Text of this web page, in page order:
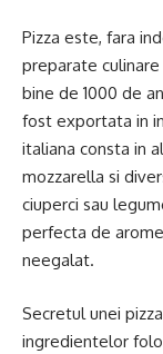
Pizza este, fara
preparate
bine de 1000 de
fost exportata in
italiana consta in
mozzarella si
ciuperci sau
perfecta de
neegalat.
Secretul unei
ingredientelor